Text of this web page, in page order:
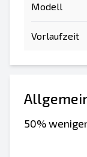
Modell
Vorlaufzeit
50%